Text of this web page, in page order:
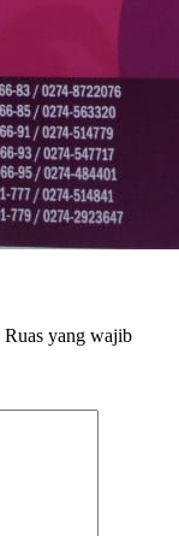
Ruas yang wajib